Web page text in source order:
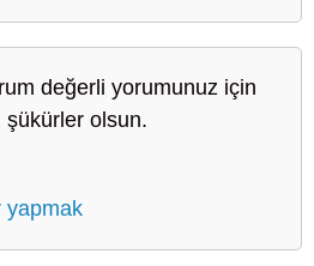
değerli yorumunuz için
olsun.
yapmak